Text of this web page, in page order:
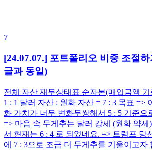
7
[24.07.07.] 포트폴리오 비중 조절하
글과 동일)
전체 자산 재무상태표 순자본(매입금액
1 : 1 달러 자산 : 원화 자산 = 7 : 3 목표 =>
화 가치가 너무 변화무쌍해서 5 : 5 기준으
=> 마음 속 무게추는 달러 강세 (원화 약세
서 현재는 6 : 4 로 되었네요. => 트럼프 당
에 7 : 3으로 조금 더 무게추를 기울이고자